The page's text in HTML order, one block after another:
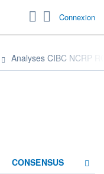
Connexion
Analyses CIBC NCRP
CONSENSUS